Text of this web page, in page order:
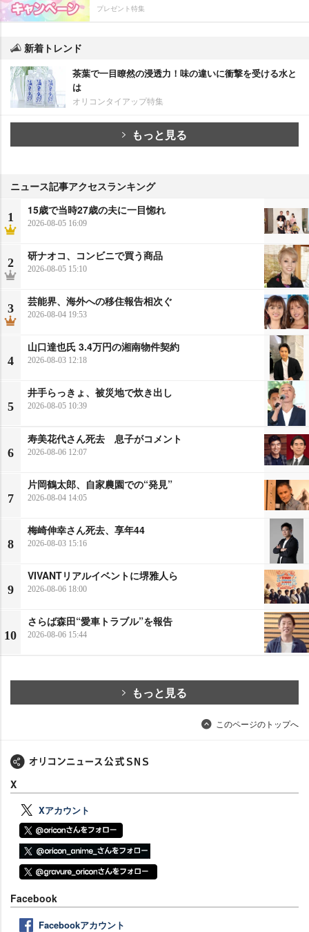
プレゼント特集
新着トレンド
茶葉で一目瞭然の浸透力！味の違いに衝撃を受ける水と
は
オリコンタイアップ特集
もっと見る
ニュース記事アクセスランキング
1
15歳で当時27歳の夫に一目惚れ
2026-08-05 16:09
2
研ナオコ、コンビニで買う商品
2026-08-05 15:10
3
芸能界、海外への移住報告相次ぐ
2026-08-04 19:53
4
山口達也氏 3.4万円の湘南物件契約
2026-08-03 12:18
5
井手らっきょ、被災地で炊き出し
2026-08-05 10:39
6
寿美花代さん死去 息子がコメント
2026-08-06 12:07
7
片岡鶴太郎、自家農園での“発見”
2026-08-04 14:05
8
梅崎伸幸さん死去、享年44
2026-08-03 15:16
9
VIVANTリアルイベントに堺雅人ら
2026-08-06 18:00
10
さらば森田“愛車トラブル”を報告
2026-08-06 15:44
もっと見る
このページのトップへ
X
Xアカウント
Facebook
Facebookアカウント